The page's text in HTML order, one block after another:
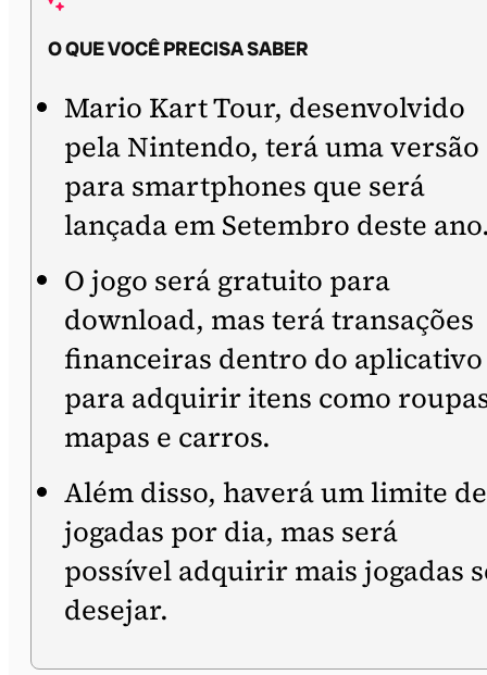
O QUE VOCÊ PRECISA SABER
Mario Kart Tour, desenvolvido
pela Nintendo, terá uma versão
para smartphones que será
lançada em Setembro deste
O jogo será gratuito para
download, mas terá transações
financeiras dentro do aplicativo
para adquirir itens como
mapas e carros.
Além disso, haverá um limite de
jogadas por dia, mas será
possível adquirir mais jogadas
desejar.